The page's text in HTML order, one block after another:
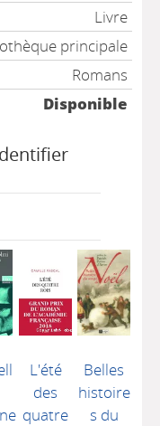
Livre
principale
Romans
Disponible
L'été
des
quatre
Belles
histoire
s du